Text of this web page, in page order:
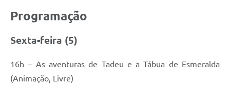
Programação
Sexta-feira (5)
16h – As aventuras de Tadeu e a Tábua de Esmeralda
(Animação, Livre)